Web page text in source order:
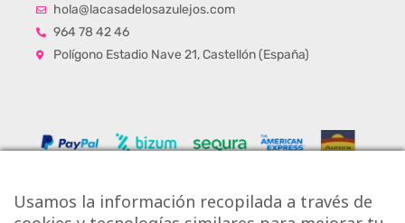
hola@lacasadelosazulejos.com
964 78 42 46
Polígono Estadio Nave 21, Castellón (España)
Usamos la información recopilada a través de